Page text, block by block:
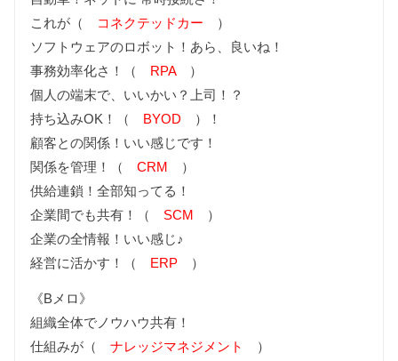
これが（
コネクテッドカー ）
ソフトウェアのロボット！あら、良いね！
事務効率化さ！（ RPA）
個人の端末で、いいかい？上司！？
持ち込みOK！（ BYOD ）！
顧客との関係！いい感じです！
関係を管理！（CRM ）
供給連鎖！全部知ってる！
企業間でも共有！（ SCM ）
企業の全情報！いい感じ♪
経営に活かす！（ ERP ）
《Bメロ》
組織全体でノウハウ共有！
仕組みが（ナレッジマネジメント
）